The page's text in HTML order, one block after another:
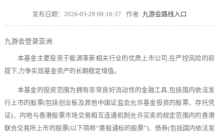
发布日期：2026-03-29 09:16:37 作者: 九游会路线入口
九游会登录亚洲:
本基金主要投资于能源革新相关行业的优质上市公司,在严控风险的前
提下,力争实现基金资产的长期稳定增值。
本基金的投资范围为拥有非常良好流动性的金融工具,包括国内依法发
行上市的股票(包括创业板及其他中国证监会允许基金投资的股票、存托凭
证)、内地与香港股票市场交易相互连通机制允许买卖的规定范围内的香港
联合交易所上市的股票(以下简称“港股通标的股票”)、债券(包括国内依法发